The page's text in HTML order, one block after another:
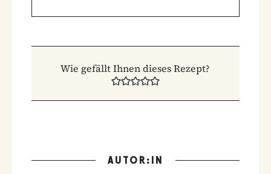
Wie gefällt Ihnen dieses Rezept?
AUTOR:IN